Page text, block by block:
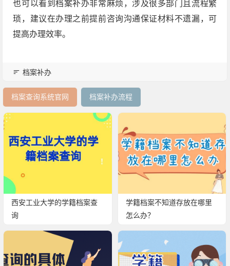
也可以看到档案补办非常麻烦，涉及很多部门且流程繁
琐，建议在办理之前提前咨询沟通保证材料不遗漏，可
提高办理效率。
档案补办
档案查询系统官网 档案补办流程
西安工业大学的学籍档案查
询
学籍档案不知道存放在哪里
怎么办？